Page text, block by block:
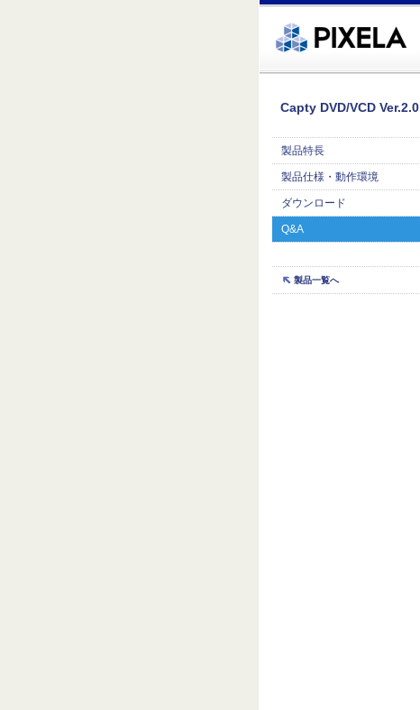
ｸ蜀�ｒ遘ｻ蜍輔☆繧九◆繧√�繝ｪ繝ｳ繧ｯ縺ｧ縺吶�
Capty DVD/VCD Ver.2.0
製品特長
製品仕様・動作環境
ダウンロード
Q&A
製品一覧へ